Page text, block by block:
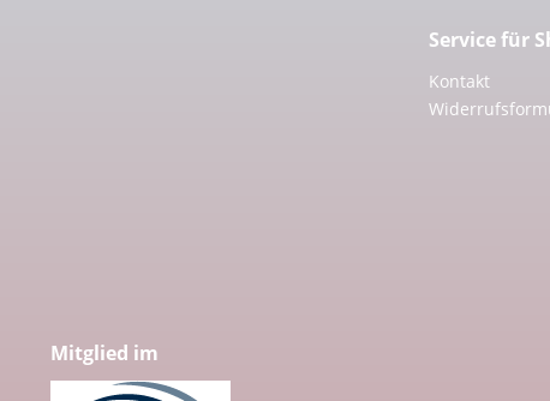
Service für
Kontakt
Mitglied im